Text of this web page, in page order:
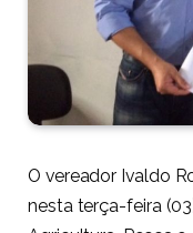
O vereador Ivaldo
nesta terça-feira